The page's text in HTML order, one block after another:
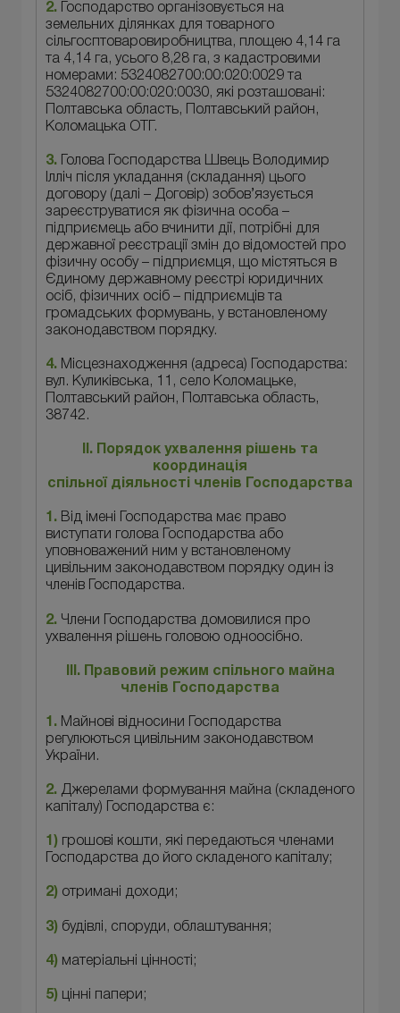
2. Господарство організовується на
земельних ділянках для товарного
сільгосптоваровиробництва, площею 4,14 га
та 4,14 га, усього 8,28 га, з кадастровими
номерами: 5324082700:00:020:0029 та
5324082700:00:020:0030, які розташовані:
Полтавська область, Полтавський район,
Коломацька ОТГ.
3. Голова Господарства Швець Володимир
Ілліч після укладання (складання) цього
договору (далі – Договір) зобов’язується
зареєструватися як фізична особа –
підприємець або вчинити дії, потрібні для
державної реєстрації змін до відомостей про
фізичну особу – підприємця, що містяться в
Єдиному державному реєстрі юридичних
осіб, фізичних осіб – підприємців та
громадських формувань, у встановленому
законодавством порядку.
4. Місцезнаходження (адреса) Господарства:
вул. Куликівська, 11, село Коломацьке,
Полтавський район, Полтавська область,
38742.
II. Порядок ухвалення рішень та
координація
спільної діяльності членів Господарства
1. Від імені Господарства має право
виступати голова Господарства або
уповноважений ним у встановленому
цивільним законодавством порядку один із
членів Господарства.
2. Члени Господарства домовилися про
ухвалення рішень головою одноосібно.
III. Правовий режим спільного майна
членів Господарства
1. Майнові відносини Господарства
регулюються цивільним законодавством
України.
2. Джерелами формування майна (складеного
капіталу) Господарства є:
1) грошові кошти, які передаються членами
Господарства до його складеного капіталу;
2) отримані доходи;
3) будівлі, споруди, облаштування;
4) матеріальні цінності;
5) цінні папери;